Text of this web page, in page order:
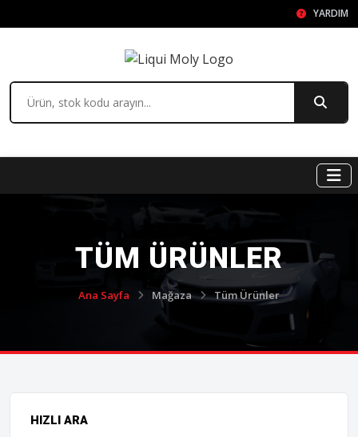
YARDIM
TÜM ÜRÜNLER
Ana Sayfa Mağaza Tüm Ürünler
HIZLI ARA